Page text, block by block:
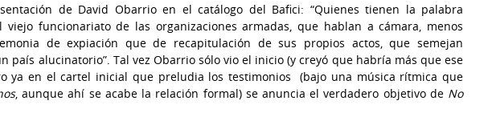
de David Obarrio en el catálogo del Bafici: “Quienes tienen la palabra
viejo funcionariato de las organizaciones armadas, que hablan a cámara, menos
de expiación que de recapitulación de sus propios actos, que semejan
país alucinatorio”. Tal vez Obarrio sólo vio el inicio (y creyó que habría más que ese
ya en el cartel inicial que preludia los testimonios (bajo una música rítmica que
, aunque ahí se acabe la relación formal) se anuncia el verdadero objetivo de No